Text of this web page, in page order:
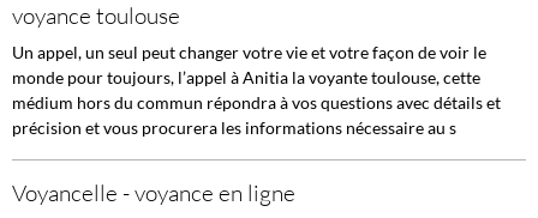
voyance toulouse
Un appel, un seul peut changer votre vie et votre façon de voir le
monde pour toujours, l’appel à Anitia la voyante toulouse, cette
médium hors du commun répondra à vos questions avec détails et
précision et vous procurera les informations nécessaire au s
Voyancelle - voyance en ligne